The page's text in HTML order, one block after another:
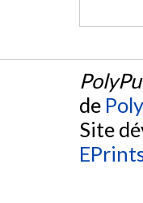
de
Site